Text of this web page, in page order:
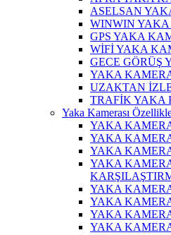
ASELSAN
WINWIN
GPS YAKA
WİFİ YAKA
GECE GÖRÜŞ
YAKA
UZAKTAN
TRAFİK YAKA
Yaka Kamerası
YAKA
YAKA
YAKA
YAKA
YAKA
YAKA
YAKA
YAKA